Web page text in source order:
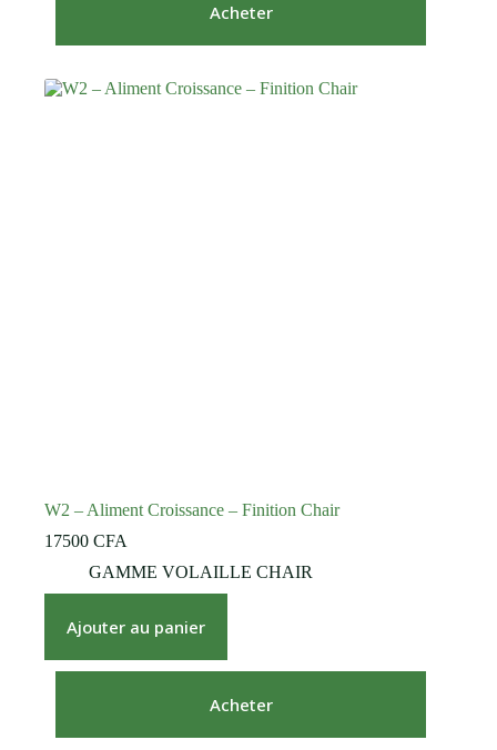
Acheter
W2 – Aliment Croissance – Finition Chair
17500 CFA
GAMME VOLAILLE CHAIR
Ajouter au panier
Acheter